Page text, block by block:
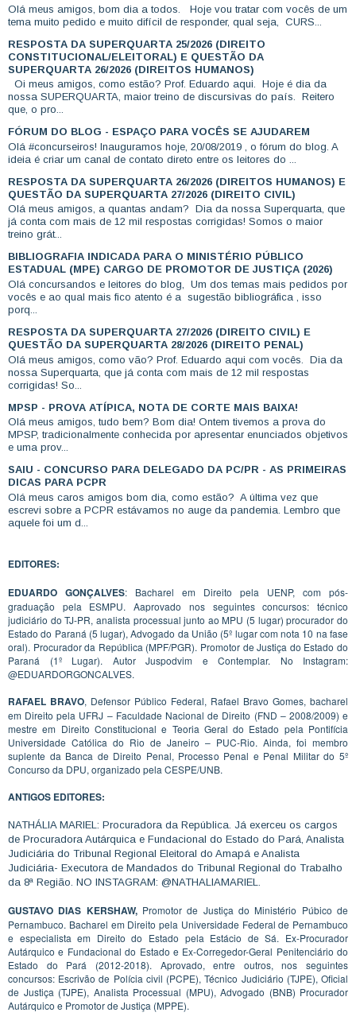
Olá meus amigos, bom dia a todos. Hoje vou tratar com vocês de um
tema muito pedido e muito difícil de responder, qual seja, CURS...
RESPOSTA DA SUPERQUARTA 25/2026 (DIREITO
CONSTITUCIONAL/ELEITORAL) E QUESTÃO DA
SUPERQUARTA 26/2026 (DIREITOS HUMANOS)
Oi meus amigos, como estão? Prof. Eduardo aqui. Hoje é dia da
nossa SUPERQUARTA, maior treino de discursivas do país. Reitero
que, o pro...
FÓRUM DO BLOG - ESPAÇO PARA VOCÊS SE AJUDAREM
Olá #concurseiros! Inauguramos hoje, 20/08/2019 , o fórum do blog. A
ideia é criar um canal de contato direto entre os leitores do ...
RESPOSTA DA SUPERQUARTA 26/2026 (DIREITOS HUMANOS) E
QUESTÃO DA SUPERQUARTA 27/2026 (DIREITO CIVIL)
Olá meus amigos, a quantas andam? Dia da nossa Superquarta, que
já conta com mais de 12 mil respostas corrigidas! Somos o maior
treino grát...
BIBLIOGRAFIA INDICADA PARA O MINISTÉRIO PÚBLICO
ESTADUAL (MPE) CARGO DE PROMOTOR DE JUSTIÇA (2026)
Olá concursandos e leitores do blog, Um dos temas mais pedidos por
vocês e ao qual mais fico atento é a sugestão bibliográfica , isso
porq...
RESPOSTA DA SUPERQUARTA 27/2026 (DIREITO CIVIL) E
QUESTÃO DA SUPERQUARTA 28/2026 (DIREITO PENAL)
Olá meus amigos, como vão? Prof. Eduardo aqui com vocês. Dia da
nossa Superquarta, que já conta com mais de 12 mil respostas
corrigidas! So...
MPSP - PROVA ATÍPICA, NOTA DE CORTE MAIS BAIXA!
Olá meus amigos, tudo bem? Bom dia! Ontem tivemos a prova do
MPSP, tradicionalmente conhecida por apresentar enunciados objetivos
e uma prov...
SAIU - CONCURSO PARA DELEGADO DA PC/PR - AS PRIMEIRAS
DICAS PARA PCPR
Olá meus caros amigos bom dia, como estão? A última vez que
escrevi sobre a PCPR estávamos no auge da pandemia. Lembro que
aquele foi um d...
EDITORES:
EDUARDO GONÇALVES: Bacharel em Direito pela UENP, com pós-
graduação pela ESMPU. Aaprovado nos seguintes concursos: técnico
judiciário do TJ-PR, analista processual junto ao MPU (5 lugar) procurador do
Estado do Paraná (5 lugar), Advogado da União (5º lugar com nota 10 na fase
oral). Procurador da República (MPF/PGR). Promotor de Justiça do Estado do
Paraná (1º Lugar). Autor Juspodvim e Contemplar. No Instagram:
@EDUARDORGONCALVES.
RAFAEL BRAVO, Defensor Público Federal, Rafael Bravo Gomes, bacharel
em Direito pela UFRJ – Faculdade Nacional de Direito (FND – 2008/2009) e
mestre em Direito Constitucional e Teoria Geral do Estado pela Pontifícia
Universidade Católica do Rio de Janeiro – PUC-Rio. Ainda, foi membro
suplente da Banca de Direito Penal, Processo Penal e Penal Militar do 5º
Concurso da DPU, organizado pela CESPE/UNB.
ANTIGOS EDITORES:
NATHÁLIA MARIEL: Procuradora da República. Já exerceu os cargos
de Procuradora Autárquica e Fundacional do Estado do Pará, Analista
Judiciária do Tribunal Regional Eleitoral do Amapá e Analista
Judiciária- Executora de Mandados do Tribunal Regional do Trabalho
da 8ª Região. NO INSTAGRAM: @NATHALIAMARIEL.
GUSTAVO DIAS KERSHAW, Promotor de Justiça do Ministério Púbico de
Pernambuco. Bacharel em Direito pela Universidade Federal de Pernambuco
e especialista em Direito do Estado pela Estácio de Sá. Ex-Procurador
Autárquico e Fundacional do Estado e Ex-Corregedor-Geral Penitenciário do
Estado do Pará (2012-2018). Aprovado, entre outros, nos seguintes
concursos: Escrivão de Polícia civil (PCPE), Técnico Judiciário (TJPE), Oficial
de Justiça (TJPE), Analista Processual (MPU), Advogado (BNB) Procurador
Autárquico e Promotor de Justiça (MPPE).